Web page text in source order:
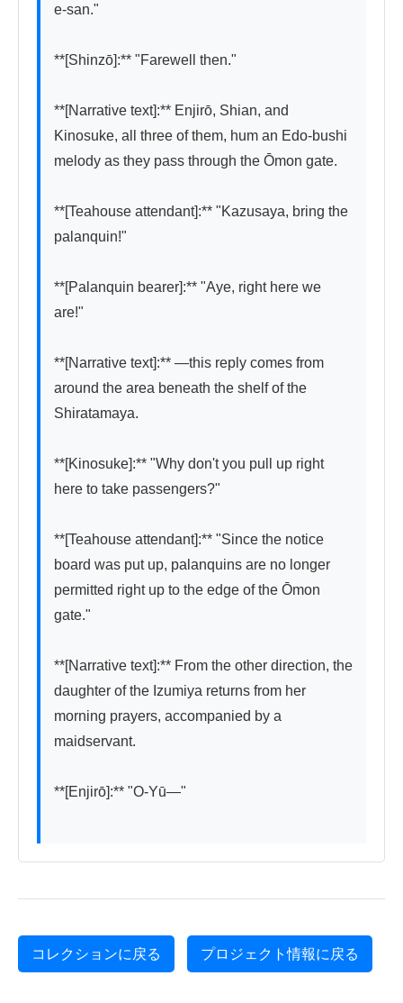
e-san."
**[Shinzō]:** "Farewell then."
**[Narrative text]:** Enjirō, Shian, and
Kinosuke, all three of them, hum an Edo-bushi
melody as they pass through the Ōmon gate.
**[Teahouse attendant]:** "Kazusaya, bring the
palanquin!"
**[Palanquin bearer]:** "Aye, right here we
are!"
**[Narrative text]:** —this reply comes from
around the area beneath the shelf of the
Shiratamaya.
**[Kinosuke]:** "Why don't you pull up right
here to take passengers?"
**[Teahouse attendant]:** "Since the notice
board was put up, palanquins are no longer
permitted right up to the edge of the Ōmon
gate."
**[Narrative text]:** From the other direction, the
daughter of the Izumiya returns from her
morning prayers, accompanied by a
maidservant.
**[Enjirō]:** "O-Yū—"
コレクションに戻る プロジェクト情報に戻る